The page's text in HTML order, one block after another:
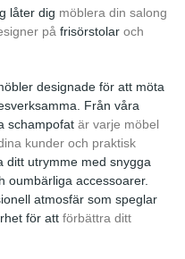
låter dig möblera din salong
på frisörstolar och
designade för att möta
Från våra
schampofat är varje möbel
kunder och praktisk
ditt utrymme med snygga
oumbärliga accessoarer.
atmosfär som speglar
för att förbättra ditt